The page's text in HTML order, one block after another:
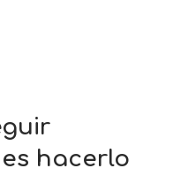
hacerlo